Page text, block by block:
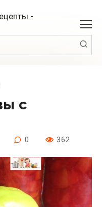
0 362